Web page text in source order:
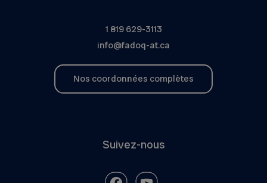
1 819 629-3113
info@fadoq-at.ca
Nos coordonnées complètes
Suivez-nous